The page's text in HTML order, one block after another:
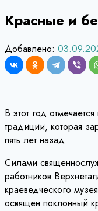
Красные и
Добавлено:
В этот год
традиции, которая
пять лет назад.
Силами
работников
краеведческого
освящен поклонный